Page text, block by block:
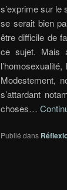
s’exprime sur le
se serait bien
être difficile de
ce sujet. Mais
Modestement,
s’attardant
choses…
Publié dans